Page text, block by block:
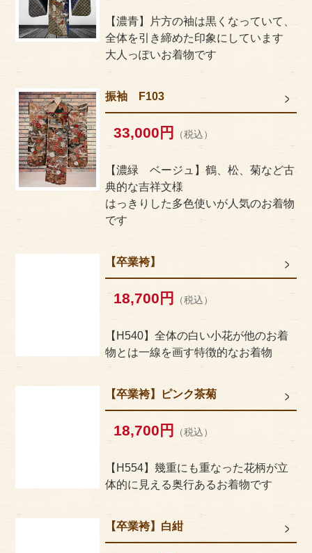
ブログ
成人式特設ページ
お問い合わせ
お客様の声
プライバシーポリシー
サイトマップ
【濃青】片方の袖は黒くなっていて、
全体を引き締めた印象にしています
大人っぽいお着物です
振袖 F103
33,000円 （税込）
【濃緑 ベージュ】鶴、松、菊など古
典的な吉祥文様
はっきりした多色使いが人気のお着物
です
【卒業袴】
18,700円 （税込）
【H540】全体の白い小花が他のお着
物とは一線を画す特徴的なお着物
【卒業袴】ピンク茶菊
18,700円 （税込）
【H554】幾重にも重なった花柄が立
体的に見える奥行あるお着物です
【卒業袴】白紺